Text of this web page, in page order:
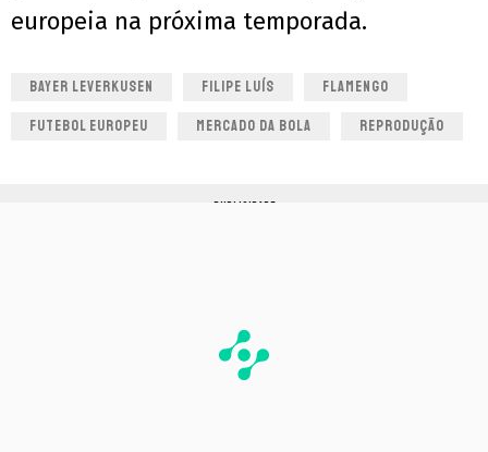
europeia na próxima temporada.
BAYER LEVERKUSEN FILIPE LUÍS FLAMENGO
FUTEBOL EUROPEU MERCADO DA BOLA REPRODUÇÃO
PUBLICIDADE